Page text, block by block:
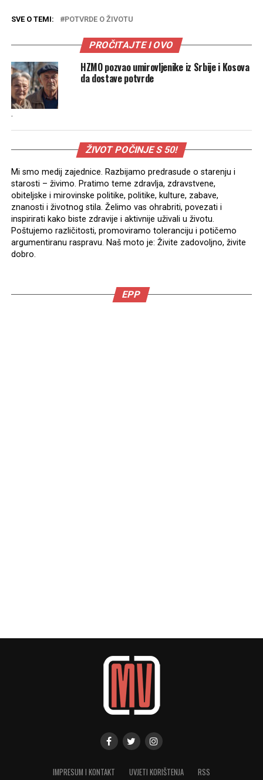
SVE O TEMI: POTVRDE O ŽIVOTU
PROČITAJTE I OVO
HZMO pozvao umirovljenike iz Srbije i Kosova
da dostave potvrde
.
ŽIVOT POČINJE S 50!
Mi smo medij zajednice. Razbijamo predrasude o starenju i
starosti – živimo. Pratimo teme zdravlja, zdravstvene,
obiteljske i mirovinske politike, politike, kulture, zabave,
znanosti i životnog stila. Želimo vas ohrabriti, povezati i
inspirirati kako biste zdravije i aktivnije uživali u životu.
Poštujemo različitosti, promoviramo toleranciju i potičemo
argumentiranu raspravu. Naš moto je: Živite zadovoljno, živite
dobro.
EPP
IMPRESUM I KONTAKT UVJETI KORIŠTENJA RSS